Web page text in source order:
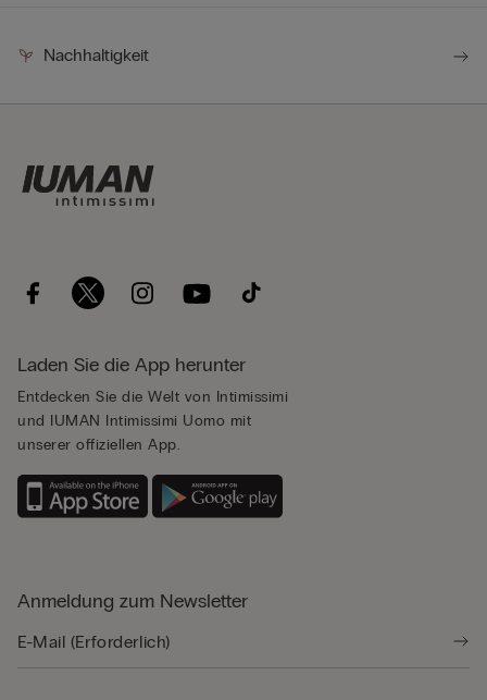
Nachhaltigkeit
Laden Sie die App herunter
Entdecken Sie die Welt von Intimissimi
und IUMAN Intimissimi Uomo mit
unserer offiziellen App.
Anmeldung zum Newsletter